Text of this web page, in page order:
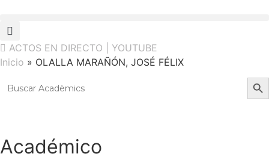
contenido
ACTOS EN DIRECTO | YOUTUBE
Inicio » OLALLA MARAÑÓN, JOSÉ FÉLIX
Buscar:
Académico